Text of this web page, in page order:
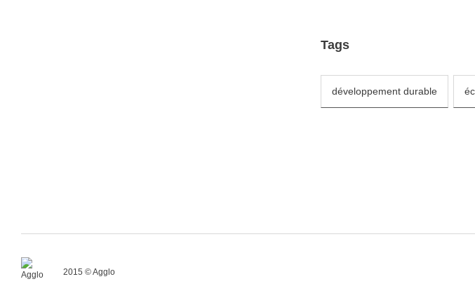
Tags
développement durable
2015 © Agglo